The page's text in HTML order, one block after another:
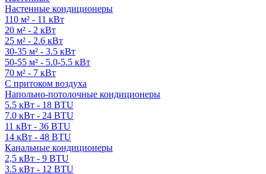
Настенные кондиционеры
110 м² - 11 кВт
20 м² - 2 кВт
25 м² - 2.6 кВт
30-35 м² - 3.5 кВт
50-55 м² - 5.0-5.5 кВт
70 м² - 7 кВт
С притоком воздуха
Напольно-потолочные кондиционеры
5.5 кВт - 18 BTU
7.0 кВт - 24 BTU
11 кВт - 36 BTU
14 кВт - 48 BTU
Канальные кондиционеры
2,5 кВт - 9 BTU
3.5 кВт - 12 BTU